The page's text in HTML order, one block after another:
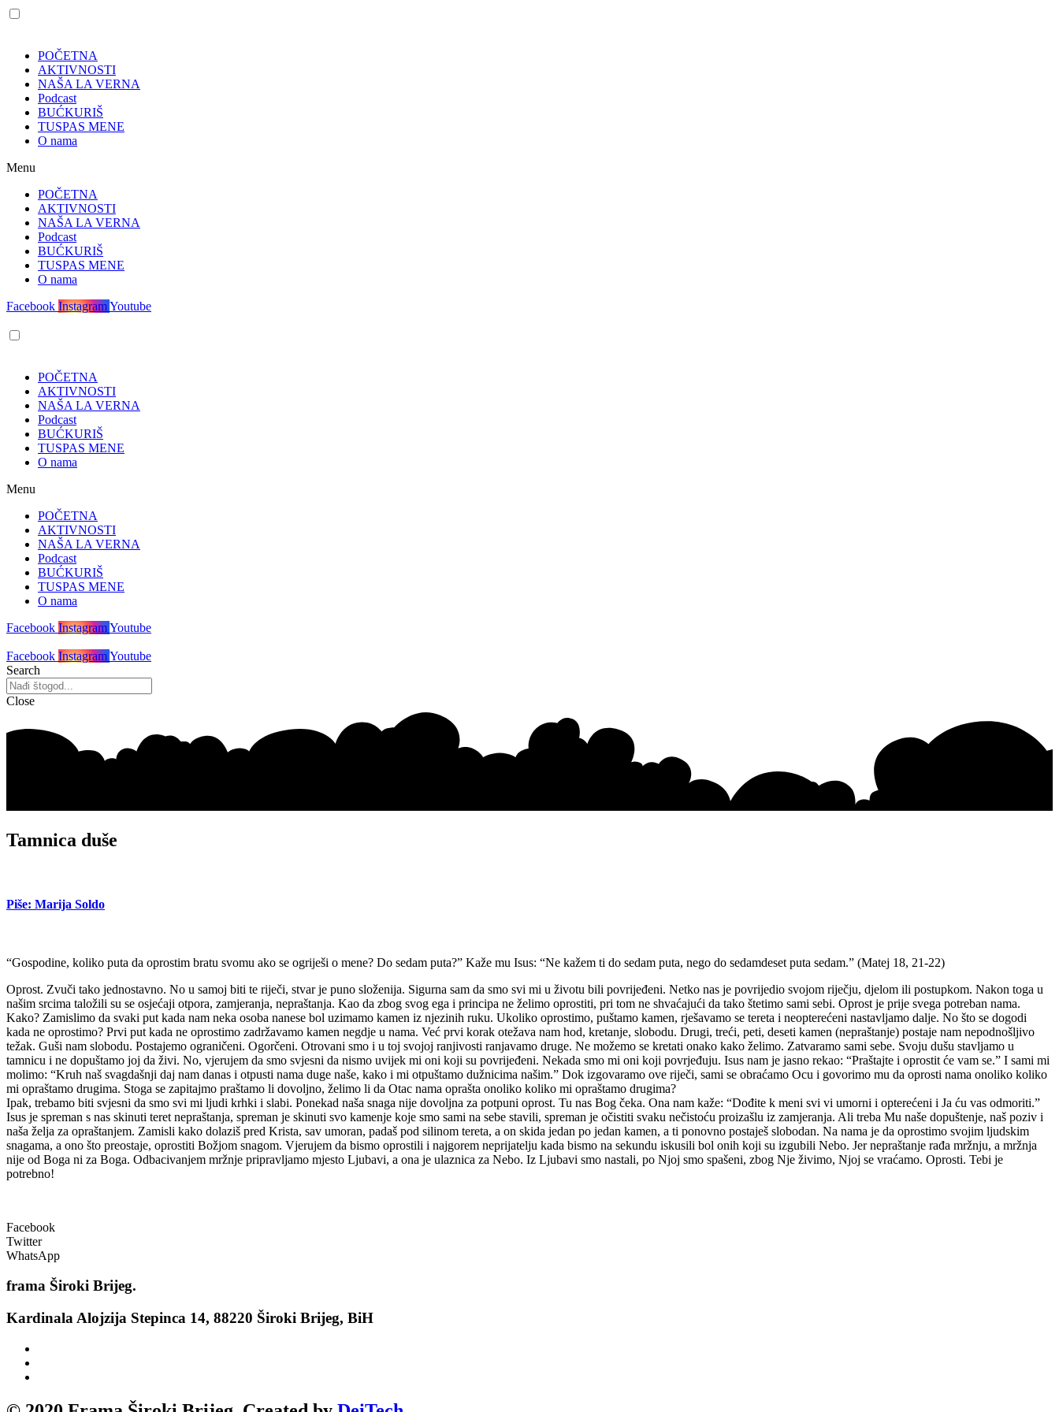
POČETNA
AKTIVNOSTI
NAŠA LA VERNA
Podcast
BUĆKURIŠ
TUSPAS MENE
O nama
Menu
POČETNA
AKTIVNOSTI
NAŠA LA VERNA
Podcast
BUĆKURIŠ
TUSPAS MENE
O nama
Facebook InstagramYoutube
POČETNA
AKTIVNOSTI
NAŠA LA VERNA
Podcast
BUĆKURIŠ
TUSPAS MENE
O nama
Menu
POČETNA
AKTIVNOSTI
NAŠA LA VERNA
Podcast
BUĆKURIŠ
TUSPAS MENE
O nama
Facebook InstagramYoutube
Facebook InstagramYoutube
Search
Close
Tamnica duše
Piše: Marija Soldo
“Gospodine, koliko puta da oprostim bratu svomu ako se ogriješi o mene? Do sedam puta?” Kaže mu Isus: “Ne kažem ti do sedam puta, nego do sedamdeset puta sedam.” (Matej 18, 21-22)
Oprost. Zvuči tako jednostavno. No u samoj biti te riječi, stvar je puno složenija. Sigurna sam da smo svi mi u životu bili povrijeđeni. Netko nas je povrijedio svojom riječju, djelom ili postupkom. Nakon toga u
našim srcima taložili su se osjećaji otpora, zamjeranja, nepraštanja. Kao da zbog svog ega i principa ne želimo oprostiti, pri tom ne shvaćajući da tako štetimo sami sebi. Oprost je prije svega potreban nama.
Kako? Zamislimo da svaki put kada nam neka osoba nanese bol uzimamo kamen iz njezinih ruku. Ukoliko oprostimo, puštamo kamen, rješavamo se tereta i neopterećeni nastavljamo dalje. No što se dogodi
kada ne oprostimo? Prvi put kada ne oprostimo zadržavamo kamen negdje u nama. Već prvi korak otežava nam hod, kretanje, slobodu. Drugi, treći, peti, deseti kamen (nepraštanje) postaje nam nepodnošljivo
težak. Guši nam slobodu. Postajemo ograničeni. Ogorčeni. Otrovani smo i u toj svojoj ranjivosti ranjavamo druge. Ne možemo se kretati onako kako želimo. Zatvaramo sami sebe. Svoju dušu stavljamo u
tamnicu i ne dopuštamo joj da živi. No, vjerujem da smo svjesni da nismo uvijek mi oni koji su povrijeđeni. Nekada smo mi oni koji povrjeđuju. Isus nam je jasno rekao: “Praštajte i oprostit će vam se.” I sami mi
molimo: “Kruh naš svagdašnji daj nam danas i otpusti nama duge naše, kako i mi otpuštamo dužnicima našim.” Dok izgovaramo ove riječi, sami se obraćamo Ocu i govorimo mu da oprosti nama onoliko koliko
mi opraštamo drugima. Stoga se zapitajmo praštamo li dovoljno, želimo li da Otac nama oprašta onoliko koliko mi opraštamo drugima?
Ipak, trebamo biti svjesni da smo svi mi ljudi krhki i slabi. Ponekad naša snaga nije dovoljna za potpuni oprost. Tu nas Bog čeka. Ona nam kaže: “Dođite k meni svi vi umorni i opterećeni i Ja ću vas odmoriti.”
Isus je spreman s nas skinuti teret nepraštanja, spreman je skinuti svo kamenje koje smo sami na sebe stavili, spreman je očistiti svaku nečistoću proizašlu iz zamjeranja. Ali treba Mu naše dopuštenje, naš poziv i
naša želja za opraštanjem. Zamisli kako dolaziš pred Krista, sav umoran, padaš pod silinom tereta, a on skida jedan po jedan kamen, a ti ponovno postaješ slobodan. Na nama je da oprostimo svojim ljudskim
snagama, a ono što preostaje, oprostiti Božjom snagom. Vjerujem da bismo oprostili i najgorem neprijatelju kada bismo na sekundu iskusili bol onih koji su izgubili Nebo. Jer nepraštanje rađa mržnju, a mržnja
nije od Boga ni za Boga. Odbacivanjem mržnje pripravljamo mjesto Ljubavi, a ona je ulaznica za Nebo. Iz Ljubavi smo nastali, po Njoj smo spašeni, zbog Nje živimo, Njoj se vraćamo. Oprosti. Tebi je
potrebno!
Facebook
Twitter
WhatsApp
frama Široki Brijeg.
Kardinala Alojzija Stepinca 14, 88220 Široki Brijeg, BiH